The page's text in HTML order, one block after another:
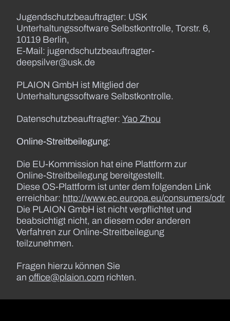
Jugendschutzbeauftragter: USK
Unterhaltungssoftware Selbstkontrolle, Torstr. 6,
10119 Berlin,
E-Mail: jugendschutzbeauftragter-
deepsilver@usk.de
PLAION GmbH ist Mitglied der
Unterhaltungssoftware Selbstkontrolle.
Datenschutzbeauftragter: Yao Zhou
Online-Streitbeilegung:
Die EU-Kommission hat eine Plattform zur
Online-Streitbeilegung bereitgestellt.
Diese OS-Plattform ist unter dem folgenden Link
erreichbar: http://www.ec.europa.eu/consumers/odr
Die PLAION GmbH ist nicht verpflichtet und
beabsichtigt nicht, an diesem oder anderen
Verfahren zur Online-Streitbeilegung
teilzunehmen.
Fragen hierzu können Sie
an office@plaion.com richten.